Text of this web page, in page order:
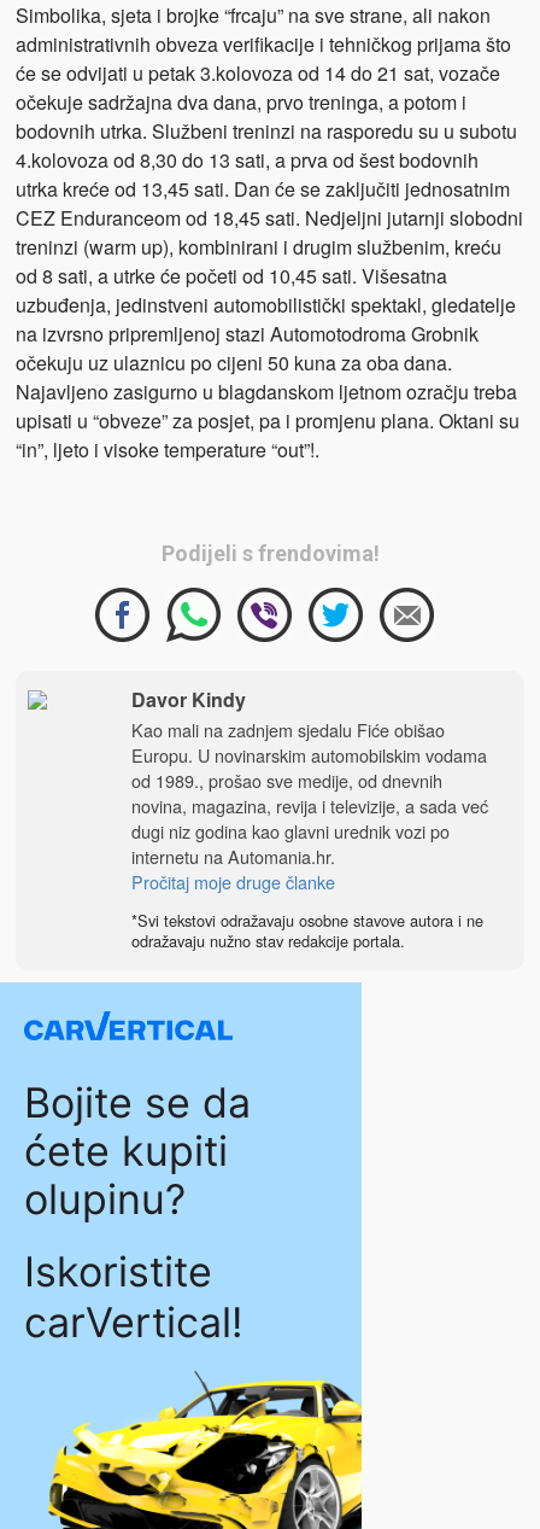
Simbolika, sjeta i brojke “frcaju” na sve strane, ali nakon
administrativnih obveza verifikacije i tehničkog prijama što
će se odvijati u petak 3.kolovoza od 14 do 21 sat, vozače
očekuje sadržajna dva dana, prvo treninga, a potom i
bodovnih utrka. Službeni treninzi na rasporedu su u subotu
4.kolovoza od 8,30 do 13 sati, a prva od šest bodovnih
utrka kreće od 13,45 sati. Dan će se zaključiti jednosatnim
CEZ Enduranceom od 18,45 sati. Nedjeljni jutarnji slobodni
treninzi (warm up), kombinirani i drugim službenim, kreću
od 8 sati, a utrke će početi od 10,45 sati. Višesatna
uzbuđenja, jedinstveni automobilistički spektakl, gledatelje
na izvrsno pripremljenoj stazi Automotodroma Grobnik
očekuju uz ulaznicu po cijeni 50 kuna za oba dana.
Najavljeno zasigurno u blagdanskom ljetnom ozračju treba
upisati u “obveze” za posjet, pa i promjenu plana. Oktani su
“in”, ljeto i visoke temperature “out”!.
Podijeli s frendovima!
Davor Kindy
Kao mali na zadnjem sjedalu Fiće obišao
Europu. U novinarskim automobilskim vodama
od 1989., prošao sve medije, od dnevnih
novina, magazina, revija i televizije, a sada već
dugi niz godina kao glavni urednik vozi po
internetu naAutomania.hr.
Pročitaj moje druge članke
*Svi tekstovi odražavaju osobne stavove autora i ne
odražavaju nužno stav redakcije portala.